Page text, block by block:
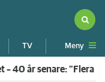
TV Meny
– 40 år senare: "Flera